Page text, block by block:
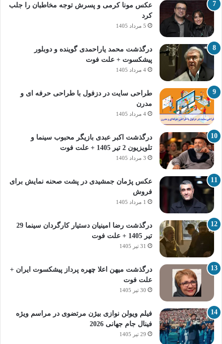
عکس مونا کرمی و پسرش توجه مخاطبان را جلب
کرد
5 مرداد 1405
درگذشت محمد یاراحمدی گوینده و دوبلور
پیشکسوت + علت فوت
4 مرداد 1405
طراحی سایت در دزفول با طراحی حرفه‌ ای و
مدرن
4 مرداد 1405
درگذشت اکبر عبدی بازیگر محبوب سینما و
تلویزیون 2 تیر 1405 + علت فوت
3 مرداد 1405
عکس پژمان جمشیدی در پشت صحنه نمایش برای
فروش
1 مرداد 1405
درگذشت رضا امینیان دستیار کارگردان سینما 29
تیر 1405 + علت فوت
31 تیر 1405
درگذشت میهن اعلا چهره پرداز پیشکسوت ایران +
علت فوت
30 تیر 1405
فیلم ویولن نوازی بیژن مرتضوی در مراسم ویژه
فینال جام جهانی 2026
29 تیر 1405